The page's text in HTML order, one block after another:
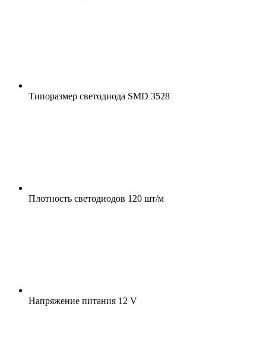
Типоразмер светодиода SMD 3528
Плотность светодиодов 120 шт/м
Напряжение питания 12 V